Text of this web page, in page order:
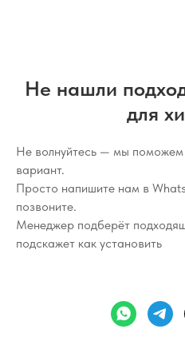
Не нашли
для
Не волнуйтесь — мы поможем
вариант.
Просто напишите нам в
позвоните.
Менеджер подберёт
подскажет как установить